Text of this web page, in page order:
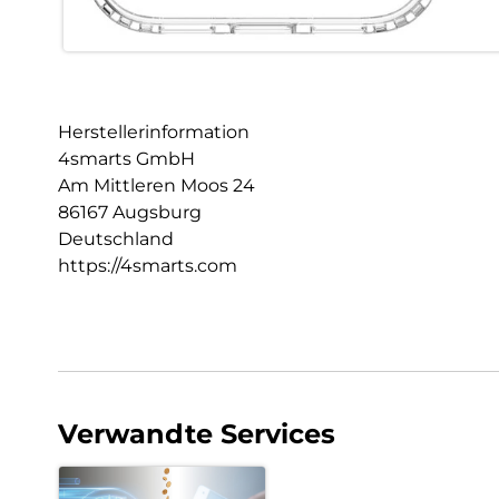
Herstellerinformation
4smarts GmbH
Am Mittleren Moos 24
86167 Augsburg
Deutschland
https://4smarts.com
Verwandte Services